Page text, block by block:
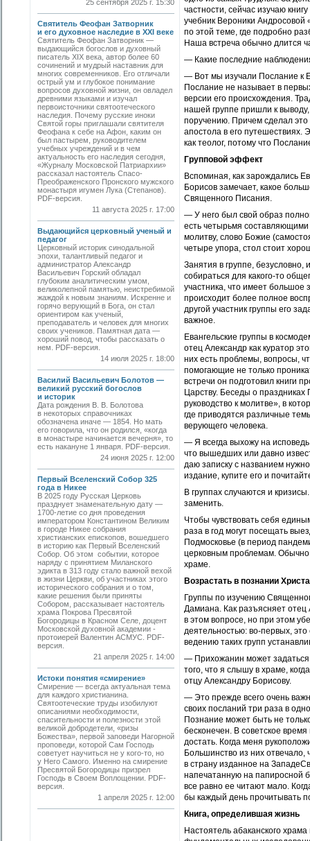
25 сентября 2025 г. 15:30
Святитель Феофан Затворник
и его духовное наследие в XXI веке
Святитель Феофан Затворник —
выдающийся богослов и духовный
писатель XIX века, автор более 60
сочинений и мудрый наставник для
многих современников. Его отличали
острый ум и глубокое понимание
вопросов духовной жизни, он овладел
древними языками и изучал
первоисточники святоотеческого
наследия. Почему русские иноки
Святой горы приглашали святителя
Феофана к себе на Афон, каким он
был пастырем, руководителем
учебных учреждений и в чем
актуальность его наследия сегодня,
«Журналу Московской Патриархии»
рассказал настоятель Спасо-
Преображенского Пронского мужского
монастыря игумен Лука (Степанов).
PDF-версия.
11 августа 2025 г. 17:00
Выдающийся церковный ученый и
педагог
Церковный историк синодальной
эпохи, талантливый педагог и
администратор Александр
Васильевич Горский обладал
глубоким аналитическим умом,
великолепной памятью, неистребимой
жаждой к новым знаниям. Искренне и
горячо верующий в Бога, он стал
ориентиром как ученый,
преподаватель и человек для многих
своих учеников. Памятная дата —
хороший повод, чтобы рассказать о
нем. PDF-версия.
14 июля 2025 г. 18:00
Василий Васильевич Болотов —
великий русский богослов
и историк
Дата рождения В. В. Болотова
в некоторых справочниках
обозначена иначе — 1854. Но мать
его говорила, что он родился, «когда
в монастыре начинается вечерня», то
есть накануне 1 января. PDF-версия.
24 июня 2025 г. 12:00
Первый Вселенский Собор 325
года в Никее
В 2025 году Русская Церковь
празднует знаменательную дату —
1700-летие со дня проведения
императором Константином Великим
в городе Никее собрания
христианских епископов, вошедшего
в историю как Первый Вселенский
Собор. Об этом событии, которое
наряду с принятием Миланского
эдикта в 313 году стало важной вехой
в жизни Церкви, об участниках этого
исторического собрания и о том,
какие решения были приняты
Собором, рассказывает настоятель
храма Покрова Пресвятой
Богородицы в Красном Селе, доцент
Московской духовной академии ­
протоиерей Валентин АСМУС. PDF-
версия.
21 апреля 2025 г. 14:00
Истоки понятия «смирение»
Смирение — всегда актуальная тема
для каждого христианина.
Святоотеческие труды изобилуют
описаниями необходимости,
спасительности и полезности этой
великой добродетели, «ризы
Божества», первой заповеди Нагорной
проповеди, которой Сам Господь
советует научиться не у кого-то, но
у Него Самого. Именно на смирение
Пресвятой Богородицы призрел
Господь в Своем Воплощении. PDF-
версия.
1 апреля 2025 г. 12:00
частности, сейчас изучаю
учебник Вероники Андросовой
по этой теме, где по­дробно
Наша встреча обычно длится
— Какие последние
— Вот мы изучали Послание к
Послание не называет в
версии его происхождения.
нашей группе пришли к выводу,
поручению. Причем сделал это
апостола в его путешествиях.
как теолог, потому что
Групповой эффект
Вспоминая, как зарождались
Борисов замечает, какое
Священного Писания.
— У него был свой образ
есть четырьмя составляющими
молитву, слово Божие
четыре упора, стол стоит
Занятия в группе, безусловно,
собираться для какого-то
участника, что имеет
происходит более полное
другой участник группы его
важное.
Евангельские группы в
отец Александр как куратор
них есть проб­лемы, вопросы,
помогающие не только
встречи он подготовил книги
Царству. Беседы о
руководство к молитве», в
где приводятся различные
верующего человека.
— Я всегда выхожу на
что вышедших или давно
даю записку с названием
издание, купите его и
В группах случаются и
заменить.
Чтобы чувствовать себя
раза в год могут посещать
Подмосковье (в период
церковным проблемам.
храме.
Возрастать в познании Христа
Группы по изучению
Дамиана. Как разъясняет отец
в этом вопросе, но при этом
деятельностью: во-первых, это
ведению таких групп
— Прихожанин может
того, что я слышу в храме,
отцу Александру Борисову.
— Это прежде всего очень
своих посланий три раза в
Познание может быть не
бесконечен. В советское
достать. Когда меня
Большинство из них
в страну изданное на
напечатанную на папиросной
все равно ее читают мало.
бы каждый день прочитывать
Книга, определившая жизнь
Настоятель абаканского